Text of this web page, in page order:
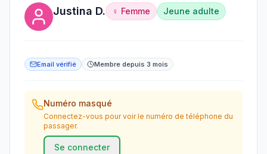
Justina D. ♀ Femme Jeune adulte
Email vérifié Membre depuis 3 mois
Numéro masqué
Connectez-vous pour voir le numéro de téléphone du
passager.
Se connecter